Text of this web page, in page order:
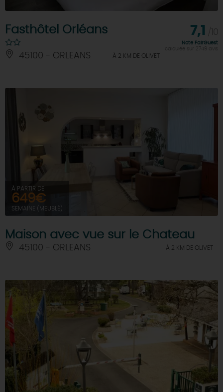
Fasthôtel Orléans
45100 - ORLEANS À 2 KM DE OLIVET
7,1
Note FairGuest
calculée sur 2749 avis
À PARTIR DE
649€
SEMAINE (MEUBLÉ)
Maison avec vue sur le Chateau
45100 - ORLEANS À 2 KM DE OLIVET